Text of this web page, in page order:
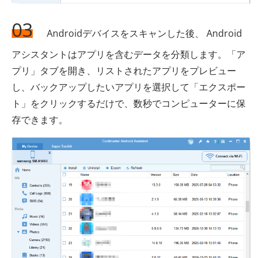
03
Androidデバイスをスキャンした後、 Android
アシスタントはアプリを含むデータを分類します。「ア
プリ」タブを開き、リストされたアプリをプレビュー
し、バックアップしたいアプリを選択して「エクスポー
ト」をクリックするだけで、数秒でコンピューターに保
存できます。